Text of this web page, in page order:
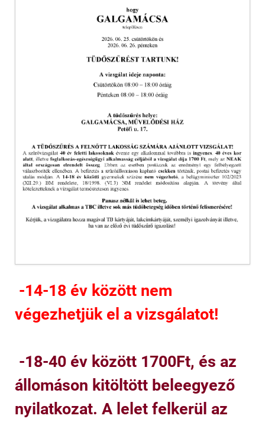
-14-18 év között nem
végezhetjük el a vizsgálatot!
-18-40 év között 1700Ft, és az
állomáson kitöltött beleegyező
nyilatkozat. A lelet felkerül az